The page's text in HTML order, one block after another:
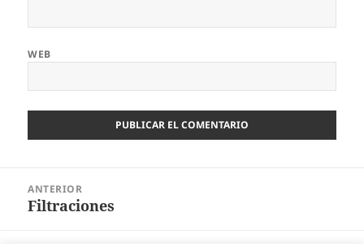
WEB
entradas
ANTERIOR
Entrada
Filtraciones